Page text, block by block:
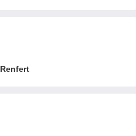
Renfert